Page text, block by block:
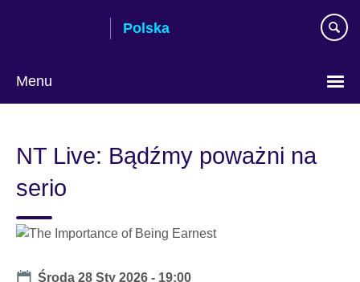
Polska
Menu
NT Live: Bądźmy poważni na
serio
Date
Środa 28 Sty 2026 - 19:00